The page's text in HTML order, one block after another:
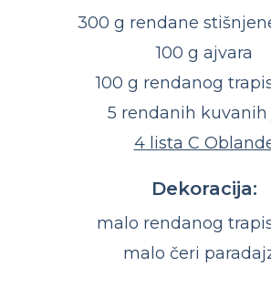
300 g rendane
100 g ajvara
100 g rendanog
5 rendanih kuvanih
4 lista C
Dekoracija:
malo rendanog
malo čeri